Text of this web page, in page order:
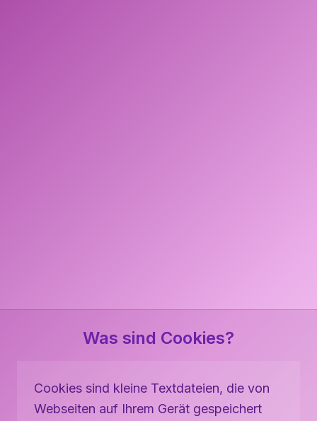
Was sind Cookies?
Cookies sind kleine Textdateien, die von
Webseiten auf Ihrem Gerät gespeichert